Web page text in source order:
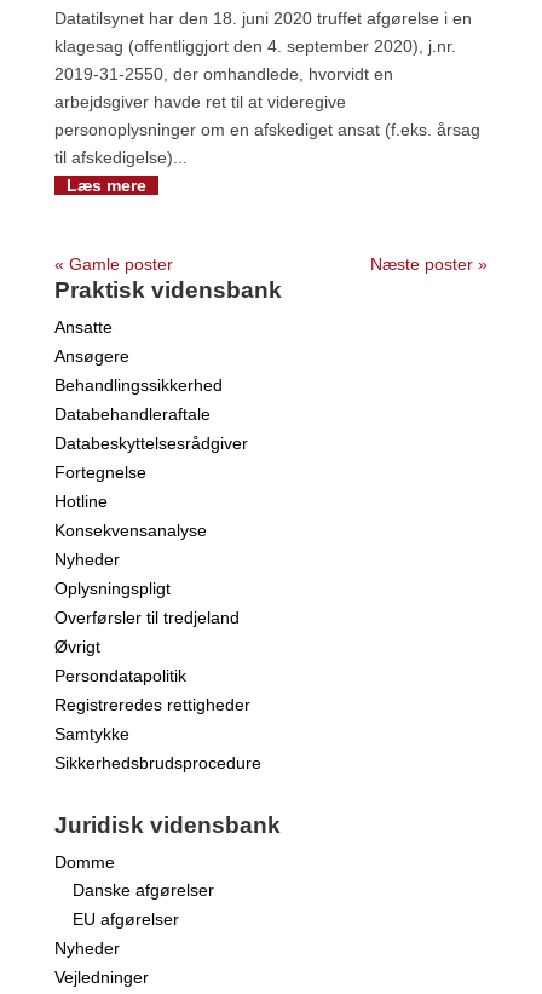
Datatilsynet har den 18. juni 2020 truffet afgørelse i en
klagesag (offentliggjort den 4. september 2020), j.nr.
2019-31-2550, der omhandlede, hvorvidt en
arbejdsgiver havde ret til at videregive
personoplysninger om en afskediget ansat (f.eks. årsag
til afskedigelse)...
Læs mere
« Gamle poster Næste poster »
Praktisk vidensbank
Ansatte
Ansøgere
Behandlingssikkerhed
Databehandleraftale
Databeskyttelsesrådgiver
Fortegnelse
Hotline
Konsekvensanalyse
Nyheder
Oplysningspligt
Overførsler til tredjeland
Øvrigt
Persondatapolitik
Registreredes rettigheder
Samtykke
Sikkerhedsbrudsprocedure
Juridisk vidensbank
Domme
Danske afgørelser
EU afgørelser
Nyheder
Vejledninger